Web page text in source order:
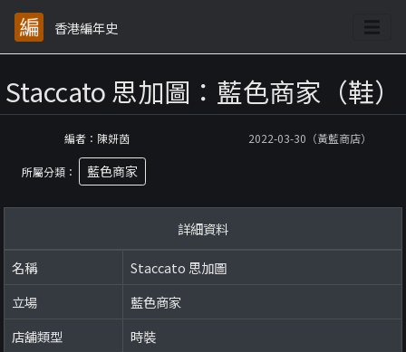
香港編年史
Staccato 思加圖：藍色商家（鞋）
編者：陳妍茵 2022-03-30（黃藍商店）
所屬分類： 藍色商家
詳細資料
名稱
Staccato 思加圖
立場
藍色商家
店舖類型
時裝